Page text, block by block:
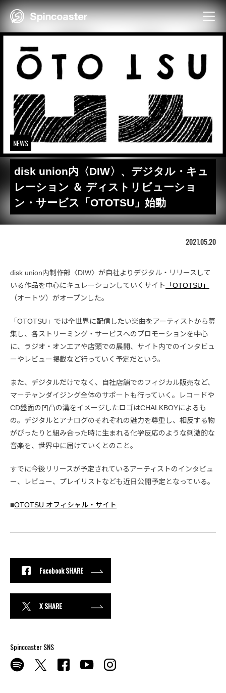
Skip
NEWS
disk union内〈DIW〉、デジタル・キュ
レーション ＆ ディストリビューショ
ン・サービス「OTOTSU」始動
2021.05.20
disk union内制作部〈DIW〉が自社よりデジタル・リリースして
いる作品を中心にキュレーションしていくサイト
「OTOTSU」
（オートツ）がオープンした。
「OTOTSU」では全世界に配信したい楽曲をアーティストから募
集し、各ストリーミング・サービスへのプロモーションを中心
に、ラジオ・オンエアや店頭での展開、サイト内でのインタビュ
ーやレビュー掲載など行っていく予定だという。
また、デジタルだけでなく、自社店舗でのフィジカル販売など、
マーチャンダイジング全体のサポートも行っていく。レコードや
CD盤面の凹凸の溝をイメージしたロゴはCHALKBOYによるも
の。デジタルとアナログのそれぞれの魅力を尊重し、相反する物
がぴったりと組み合った時に生まれる化学反応のような刺激的な
音楽を、世界中に届けていくとのこと。
すでに今後リリースが予定されているアーティストのインタビュ
ー、レビュー、プレイリストなども近日公開予定となっている。
■OTOTSU オフィシャル・サイト
Facebook SHARE
X SHARE
Spincoaster SNS